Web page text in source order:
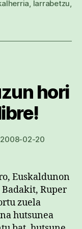
, larrabetzu,
hori
2008-02-20
Euskaldunon
Ruper
zuela
hutsunea